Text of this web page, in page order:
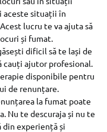
aceste situații în
lucru te va ajuta să
și fumat.
dificil să te lași de
ajutor profesional.
disponibile pentru
de renunțare.
la fumat poate
Nu te descuraja și nu te
din experiență și